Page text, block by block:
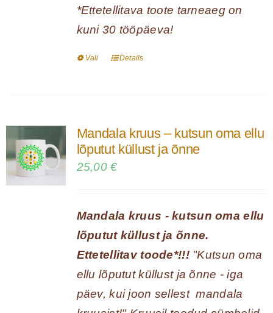
*Ettetellitava toote tarneaeg on
kuni 30 tööpäeva!
Vali
Sellel
varianti.
tootelehel.
Details
Mandala kruus – kutsun oma ellu
lõputut küllust ja õnne
25,00€
Mandala kruus - kutsun oma ellu
lõputut küllust ja õnne.
Ettetellitav toode*!!!"Kutsun oma
ellu lõputut küllust ja õnne - iga
päev, kui joon sellest mandala